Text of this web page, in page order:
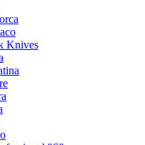
Knives